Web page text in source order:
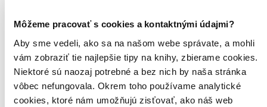
Môžeme pracovať s cookies a kontaktnými údajmi?
Aby sme vedeli, ako sa na našom webe správate, a mohli
vám zobraziť tie najlepšie tipy na knihy, zbierame cookies.
Niektoré sú naozaj potrebné a bez nich by naša stránka
vôbec nefungovala. Okrem toho používame analytické
cookies, ktoré nám umožňujú zisťovať, ako náš web
Vypredané
Ach, mrzí nás to, z tohto filmu sa už predali všetky kusy a
nemáme ho na sklade my ani distribútor :( Teoreticky však
môžete mať šťastie v niektorých iných obchodoch, ktoré ešte
nepredali posledné kusy.
Pridať do zoznamu